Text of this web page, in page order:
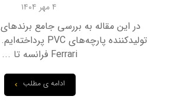
۴ مهر ۱۴۰۴
در این مقاله به بررسی جامع برندهای
Ferrari فرانسه تا ...
ادامه ی مطلب